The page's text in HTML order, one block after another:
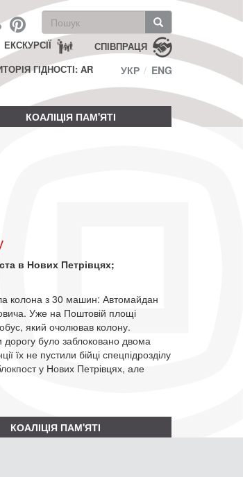
Пошукова
форма
Пошук СПІВПРАЦЯ
ЕКСКУРСІЇ
ГІДНОСТІ: AR
УКР ENG
КОАЛІЦІЯ ПАМ'ЯТІ
в Нових Петрівцях;
колона з 30 машин: Автомайдан
Уже на Поштовій площі
який очолював колону.
дорогу було заблоковано двома
їх не пустили бійці спецпідрозділу
у Нових Петрівцях, але
КОАЛІЦІЯ ПАМ'ЯТІ